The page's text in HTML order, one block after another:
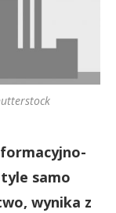
samo
wynika z